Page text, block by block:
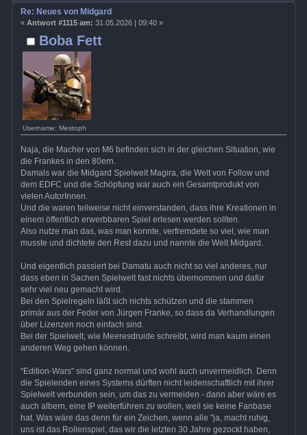
Boba Fett
Username: Mestoph
Re: Neues von Midgard
« Antwort #1115 am: 31.05.2026 | 09:40 »
Naja, die Macher von M6 befinden sich in der gleichen Situation, wie
die Frankes in den 80ern.
Damals war die Midgard Spielwelt Magira, die Welt von Follow und
dem EDFC und die Schöpfung war auch ein Gesamtprodukt von
vielen AutorInnen.
Und die waren teilweise nicht einverstanden, dass ihre Kreationen in
einem öffentlich erwerbbaren Spiel erlesen werden sollten.
Also nutze man das, was man konnte, verfremdete so viel, wie man
musste und dichtete den Rest dazu und nannte die Welt Midgard.
Und eigentlich passiert bei Damatu auch nicht so viel anderes, nur
dass eben in Sachen Spielwelt fast nichts übernommen und dafür
sehr viel neu gemacht wird.
Bei den Spielregeln läßt sich nichts schützen und die stammen
primär aus der Feder von Jürgen Franke, so dass da Verhandlungen
über Lizenzen noch einfach sind.
Bei der Spielwelt, wie Meeresdruide schreibt, wird man kaum einen
anderen Weg gehen können.
"Edition-Wars" sind ganz normal und wohl auch unvermeidlich. Denn
die Spielenden eines Systems dürften nicht leidenschaftlich mit ihrer
Spielwelt verbunden sein, um das zu vermeiden - dann aber wäre es
auch albern, eine IP weiterführen zu wollen, weil sie keine Fanbase
hat. Was wäre das denn für ein Zeichen, wenn alle "ja, macht ruhig,
uns ist das Rollenspiel, das wir die letzten 30 Jahre gezockt haben,